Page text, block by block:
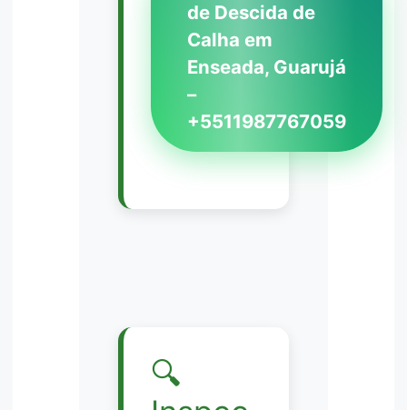
de Descida de
Calha em
Enseada, Guarujá
–
+5511987767059
🔍